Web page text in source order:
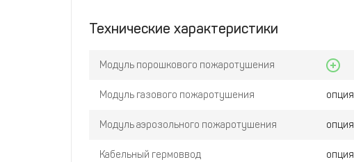
Тип замка - с возможностью внутреннего закрывания.
Технические характеристики
Модуль порошкового пожаротушения
Модуль газового пожаротушения опция
Модуль аэрозольного пожаротушения опция
Кабельный гермоввод опция